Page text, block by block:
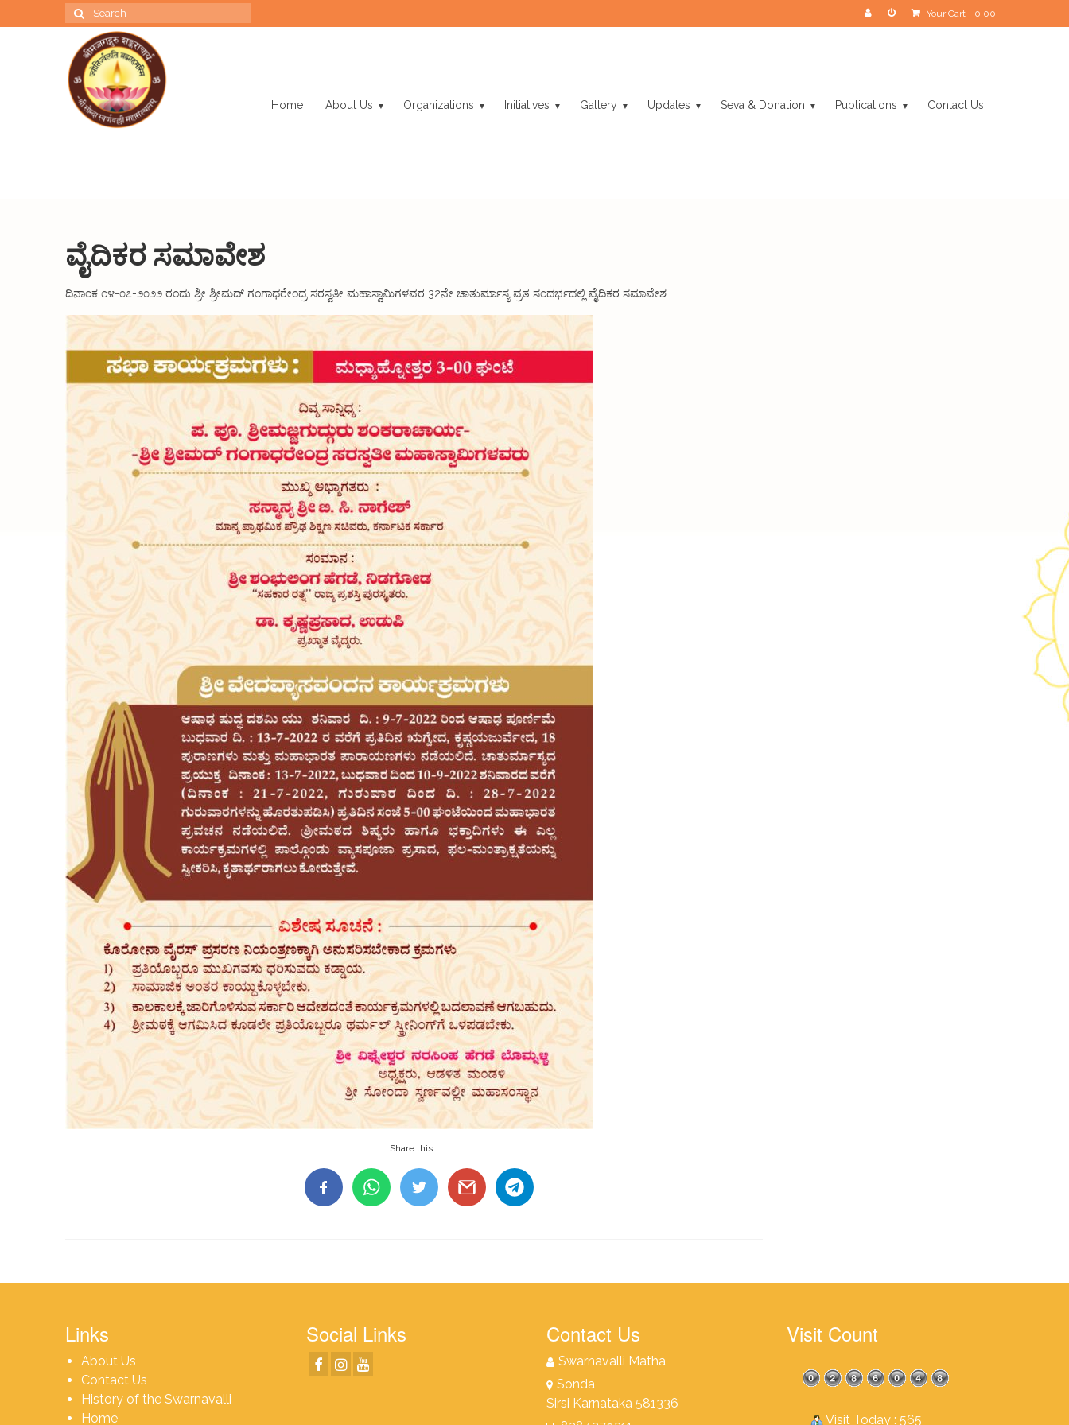
Your Cart - 0.00
Search
for:
Home About Us Organizations Initiatives Gallery Updates Seva & Donation Publications Contact Us
ವೈದಿಕರ ಸಮಾವೇಶ
ದಿನಾಂಕ ೧೪-೦೭-೨೦೨೨ ರಂದು ಶ್ರೀ ಶ್ರೀಮದ್ ಗಂಗಾಧರೇಂದ್ರ ಸರಸ್ವತೀ ಮಹಾಸ್ವಾಮಿಗಳವರ 32ನೇ ಚಾತುರ್ಮಾಸ್ಯ ವ್ರತ ಸಂದರ್ಭದಲ್ಲಿ ವೈದಿಕರ ಸಮಾವೇಶ.
Share this…
Links
About Us
Contact Us
History of the Swarnavalli
Home
Social Links Contact Us
Swarnavalli Matha
Sonda
Sirsi Karnataka 581336
Visit Count
Visit Today : 565